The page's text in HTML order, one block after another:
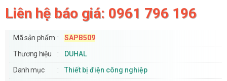
Liên hệ báo giá: 0961 796 196
Mã sản phẩm
SAPB509
Thương hiệu
DUHAL
Danh mục
Thiết bị điện công nghiệp